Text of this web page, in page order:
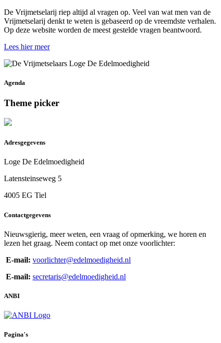
De Vrijmetselarij riep altijd al vragen op. Veel van wat men van de
Vrijmetselarij denkt te weten is gebaseerd op de vreemdste verhalen.
Op deze website worden de meest gestelde vragen beantwoord.
Lees hier meer
Agenda
Theme picker
Adresgegevens
Loge De Edelmoedigheid
Latensteinseweg 5
4005 EG Tiel
Contactgegevens
Nieuwsgierig, meer weten, een vraag of opmerking, we horen en
lezen het graag. Neem contact op met onze voorlichter:
E-mail: voorlichter@edelmoedigheid.nl
E-mail: secretaris@edelmoedigheid.nl
ANBI
Pagina's